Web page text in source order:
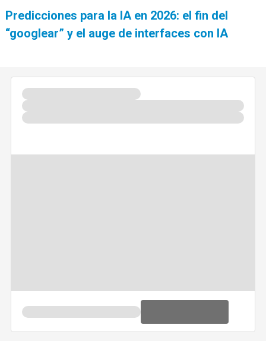
Predicciones para la IA en 2026: el fin del
“googlear” y el auge de interfaces con IA